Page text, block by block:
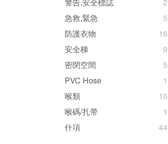
警告,安全標誌
2
急救,緊急
5
防護衣物
16
安全梯
9
密閉空間
5
PVC Hose
1
喉類
10
喉碼/扎带
1
什項
44